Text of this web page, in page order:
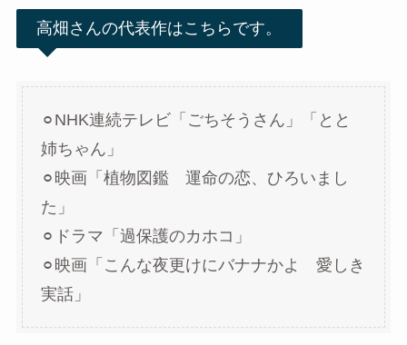
高畑さんの代表作はこちらです。
⚪︎NHK連続テレビ「ごちそうさん」「とと
姉ちゃん」
⚪︎映画「植物図鑑 運命の恋、ひろいまし
た」
⚪︎ドラマ「過保護のカホコ」
⚪︎映画「こんな夜更けにバナナかよ 愛しき
実話」